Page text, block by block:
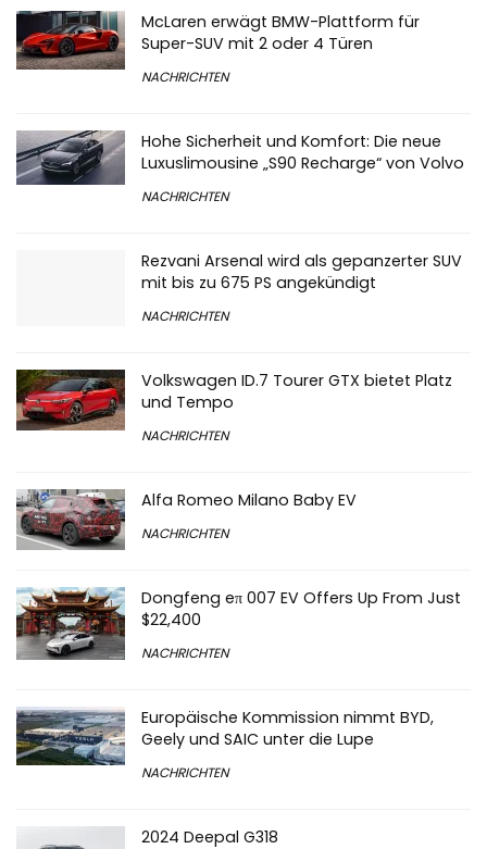
McLaren erwägt BMW-Plattform für
Super-SUV mit 2 oder 4 Türen
NACHRICHTEN
Hohe Sicherheit und Komfort: Die neue
Luxuslimousine „S90 Recharge“ von Volvo
NACHRICHTEN
Rezvani Arsenal wird als gepanzerter SUV
mit bis zu 675 PS angekündigt
NACHRICHTEN
Volkswagen ID.7 Tourer GTX bietet Platz
und Tempo
NACHRICHTEN
Alfa Romeo Milano Baby EV
NACHRICHTEN
Dongfeng eπ 007 EV Offers Up From Just
$22,400
NACHRICHTEN
Europäische Kommission nimmt BYD,
Geely und SAIC unter die Lupe
NACHRICHTEN
2024 Deepal G318